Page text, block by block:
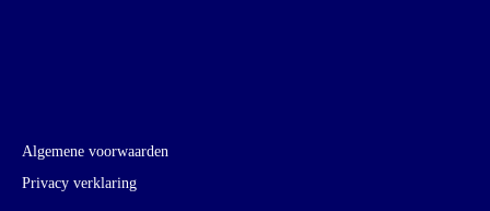
Algemene voorwaarden
Privacy verklaring